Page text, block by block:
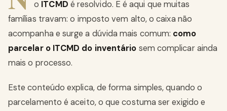
o ITCMD é resolvido. E é aqui que muitas
famílias travam: o imposto vem alto, o caixa não
acompanha e surge a dúvida mais comum: como
parcelar o ITCMD do inventário sem complicar ainda
mais o processo.
Este conteúdo explica, de forma simples, quando o
parcelamento é aceito, o que costuma ser exigido e